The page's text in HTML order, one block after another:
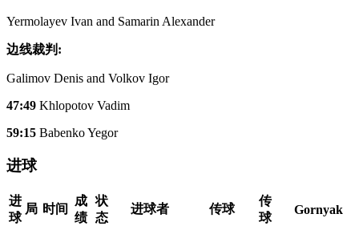
Yermolayev Ivan and Samarin Alexander
边线裁判:
Galimov Denis and Volkov Igor
47:49 Khlopotov Vadim
59:15 Babenko Yegor
进球
进
球
局 时间
成
绩
状
态
进球者 传球
传
球
Gornyak